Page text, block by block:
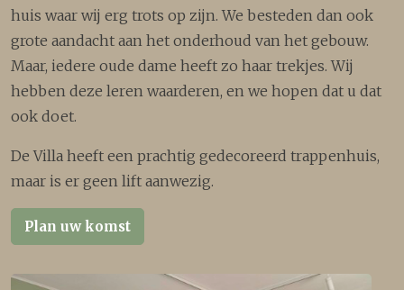
huis waar wij erg trots op zijn. We besteden dan ook
grote aandacht aan het onderhoud van het gebouw.
Maar, iedere oude dame heeft zo haar trekjes. Wij
hebben deze leren waarderen, en we hopen dat u dat
ook doet.
De Villa heeft een prachtig gedecoreerd trappenhuis,
maar is er geen lift aanwezig.
Plan uw komst